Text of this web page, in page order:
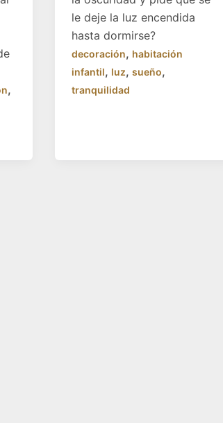
,
le deje la luz encendida
hasta dormirse?
decoración, habitación
infantil, luz, sueño,
tranquilidad